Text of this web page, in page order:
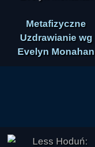
Metafizyczne
Uzdrawianie wg
Evelyn Monahan